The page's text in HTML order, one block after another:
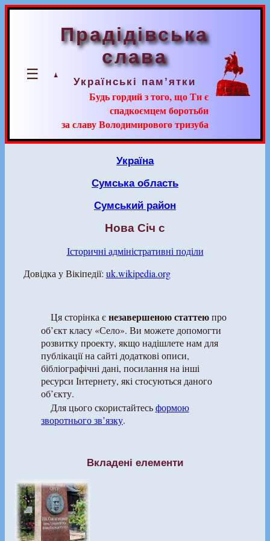
☰
Прадідівська
слава
Українські пам’ятки
Будь гордий з того, що Ти є
спадкоємцем боротьби
за славу Володимирового тризуба
Україна
Сумська область
Сумський район
Нова Січ с
Історичні адміністративні поділи
Довідка у Вікіпедії: uk.wikipedia.org
Ця сторінка єнезавершеною статтеюпро
об’єкт класу «Село». Ви можете допомогти
розвитку проекту, якщо надішлете нам для
публікації на сайті додаткові описи,
бібліографічні дані, посилання на інші
ресурси Інтернету, які стосуються даного
об’єкту.
Для цього скористайтесьформою
зворотнього зв’язку.
Вкладені елементи